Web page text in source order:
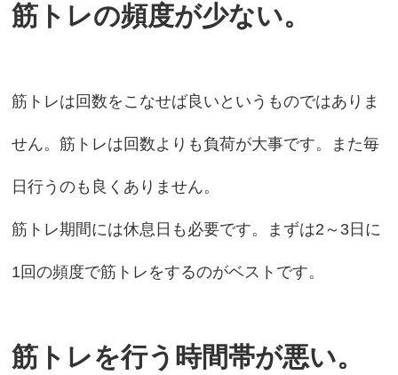
筋トレの頻度が少ない。
筋トレは回数をこなせば良いというものではありま
せん。筋トレは回数よりも負荷が大事です。また毎
日行うのも良くありません。
筋トレ期間には休息日も必要です。まずは2～3日に
1回の頻度で筋トレをするのがベストです。
筋トレを行う時間帯が悪い。